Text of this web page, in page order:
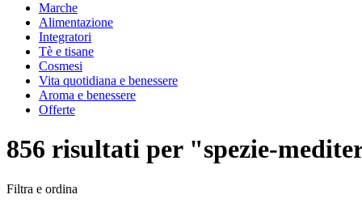
Marche
Alimentazione
Integratori
Tè e tisane
Cosmesi
Vita quotidiana e benessere
Aroma e benessere
Offerte
856 risultati per "spezie-
Filtra e ordina